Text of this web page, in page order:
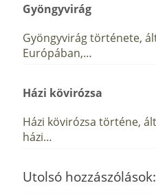
Gyöngyvirág
Gyöngyvirág története,
Európában,…
Házi kövirózsa
Házi kövirózsa történe,
házi…
Utolsó hozzászólások: